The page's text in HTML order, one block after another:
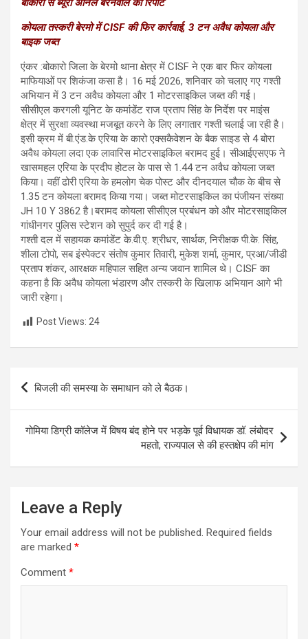
at
s
A
p
p
ce
b
o
o
k
e
gr
a
m
tt
er
ail py
Li
n
k
ar
e
बोकारो से ब्यूरो अनिल बरनवाल की रिपोर्ट
कोयला तस्करी बेरमो में CISF की फिर कार्रवाई, 3 टन अवैध कोयला और
बाइक जब्त
एंकर :बोकारो जिला के बेरमो थाना क्षेत्र में CISF ने एक बार फिर कोयला
माफियाओं पर शिकंजा कसा है। 16 मई 2026, शनिवार को चलाए गए गश्ती
अभियान में 3 टन अवैध कोयला और 1 मोटरसाइकिल जब्त की गई।
सीसीएल करगली यूनिट के कमांडेंट राज प्रताप सिंह के निर्देश पर माइंस
क्षेत्र में सुरक्षा व्यवस्था मजबूत करने के लिए लगातार गश्ती चलाई जा रही है।
इसी क्रम में बी.एंड.के एरिया के कारो एक्सकैवेशन के बैक साइड से 4 बोरा
अवैध कोयला लदा एक लावारिस मोटरसाइकिल बरामद हुई। सीआईएसएफ ने
खासमहल एरिया के प्रदीप होटल के पास से 1.44 टन अवैध कोयला जब्त
किया। वहीं ढोरी एरिया के हमलोग चेक पोस्ट और दीनदयाल चौक के बीच से
1.35 टन कोयला बरामद किया गया। जब्त मोटरसाइकिल का पंजीयन संख्या
JH 10 Y 3862 है।बरामद कोयला सीसीएल प्रबंधन को और मोटरसाइकिल
गांधीनगर पुलिस स्टेशन को सुपुर्द कर दी गई है।
गश्ती दल में सहायक कमांडेंट के.वी.ए. श्रीधर, सार्थक, निरीक्षक पी.के. सिंह,
शीला टोपो, सब इंस्पेक्टर संतोष कुमार तिवारी, मुकेश शर्मा, कुमार, प्रआ/जीडी
प्रताप शंकर, आरक्षक महिपाल सहित अन्य जवान शामिल थे। CISF का
कहना है कि अवैध कोयला भंडारण और तस्करी के खिलाफ अभियान आगे भी
जारी रहेगा।
Post Views: 24
Post
navigation
बिजली की समस्या के समाधान को ले बैठक।
गोमिया डिग्री कॉलेज में विषय बंद होने पर भड़के पूर्व विधायक डॉ. लंबोदर
महतो, राज्यपाल से की हस्तक्षेप की मांग
Leave a Reply
Your email address will not be published. Required fields
are marked *
Comment *